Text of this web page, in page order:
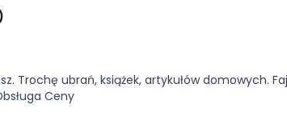
Trochę ubrań, książek, artykułów domowych.
Ceny